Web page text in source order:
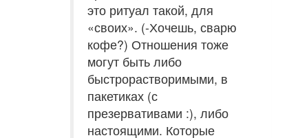
это ритуал такой, для
«своих». (-Хочешь, сварю
кофе?) Отношения тоже
могут быть либо
быстрорастворимыми, в
пакетиках (с
презервативами :), либо
настоящими. Которые